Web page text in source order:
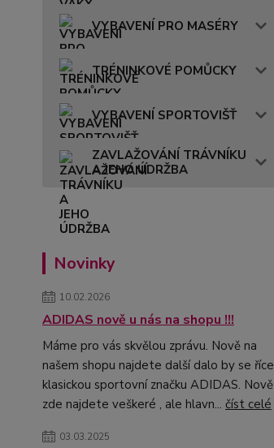
VYBAVENÍ PRO MASÉRY
TRÉNINKOVÉ POMŮCKY
VYBAVENÍ SPORTOVIŠŤ
ZAVLAŽOVÁNÍ TRÁVNÍKU
A JEHO ÚDRŽBA
Novinky
10.02.2026
ADIDAS nově u nás na shopu !!!
Máme pro vás skvělou zprávu. Nově na
našem shopu najdete další dalo by se říce
klasickou sportovní značku ADIDAS. Nově
zde najdete veškeré , ale hlavn... číst celé
03.03.2025